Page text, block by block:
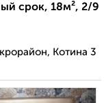
срок, 18м², 2/9
Котина 3